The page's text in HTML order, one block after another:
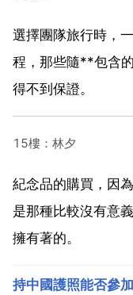
選擇團隊旅行時，
程，那些隨**包含
得不到保證。
15樓：林夕
紀念品的購買，因
是那種比較沒有意
擁有著的。
持中國護照能否參